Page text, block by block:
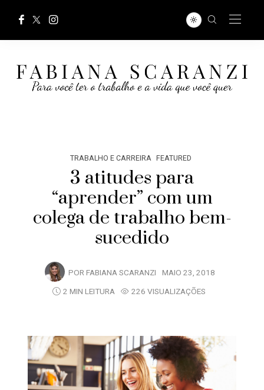
TRABALHO E CARREIRA FEATURED
3 atitudes para
“aprender” com um
colega de trabalho bem-
sucedido
POR FABIANA SCARANZI MAIO 23, 2018
2 MIN LEITURA
226 VISUALIZAÇÕES